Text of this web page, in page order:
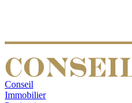
Conseil
Immobilier